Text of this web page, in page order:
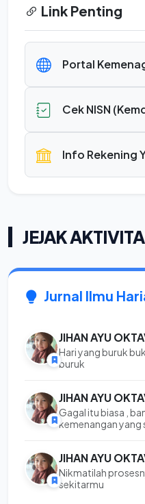
Link Penting
Portal
Cek NISN
Info Rekening
JEJAK
Jurnal Ilmu
JIHAN AYU
Hari yang buruk
buruk
JIHAN AYU
Gagal itu biasa ,
kemenangan yang
JIHAN AYU
Nikmatilah
sekitarmu